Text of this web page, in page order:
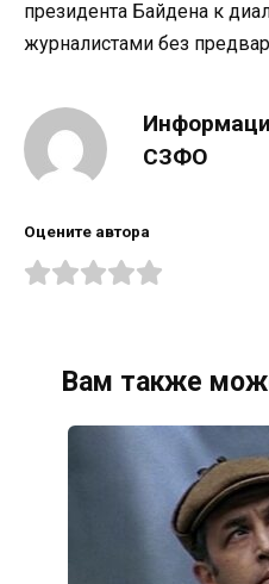
президента Байдена к
журналистами без
СЗФО
Оцените автора
Вам также